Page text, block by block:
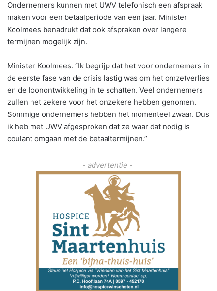
Ondernemers kunnen met UWV telefonisch een afspraak
maken voor een betaalperiode van een jaar. Minister
Koolmees benadrukt dat ook afspraken over langere
termijnen mogelijk zijn.
Minister Koolmees: “Ik begrijp dat het voor ondernemers in
de eerste fase van de crisis lastig was om het omzetverlies
en de loonontwikkeling in te schatten. Veel ondernemers
zullen het zekere voor het onzekere hebben genomen.
Sommige ondernemers hebben het momenteel zwaar. Dus
ik heb met UWV afgesproken dat ze waar dat nodig is
coulant omgaan met de betaaltermijnen.’’
- advertentie -